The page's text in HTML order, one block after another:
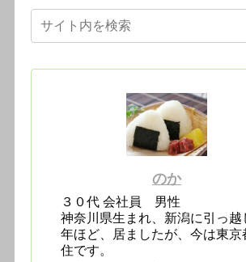
のか
３０代 会社員 男性
神奈川県生まれ、新潟に引っ越
年ほど、居ましたが、今は東京
住です。